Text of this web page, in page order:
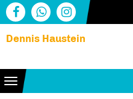
Dennis Haustein
Toggle navigation